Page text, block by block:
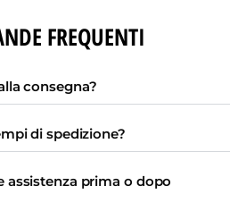
FREQUENTI
consegna?
di spedizione?
assistenza prima o dopo